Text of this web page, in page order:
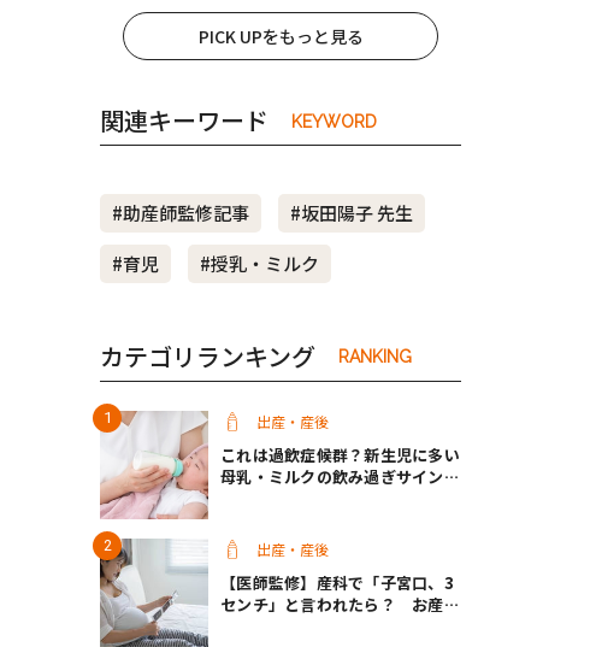
#共働き夫婦 #産休
PICK UPをもっと見る
関連キーワード KEYWORD
#助産師監修記事
#坂田陽子 先生
#育児
#授乳・ミルク
カテゴリランキング RANKING
出産・産後
これは過飲症候群？新生児に多い
母乳・ミルクの飲み過ぎサインと
出産・産後
【医師監修】産科で「子宮口、3
センチ」と言われたら？ お産は